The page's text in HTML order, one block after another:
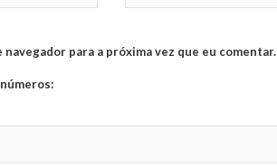
para a próxima vez que eu comentar.